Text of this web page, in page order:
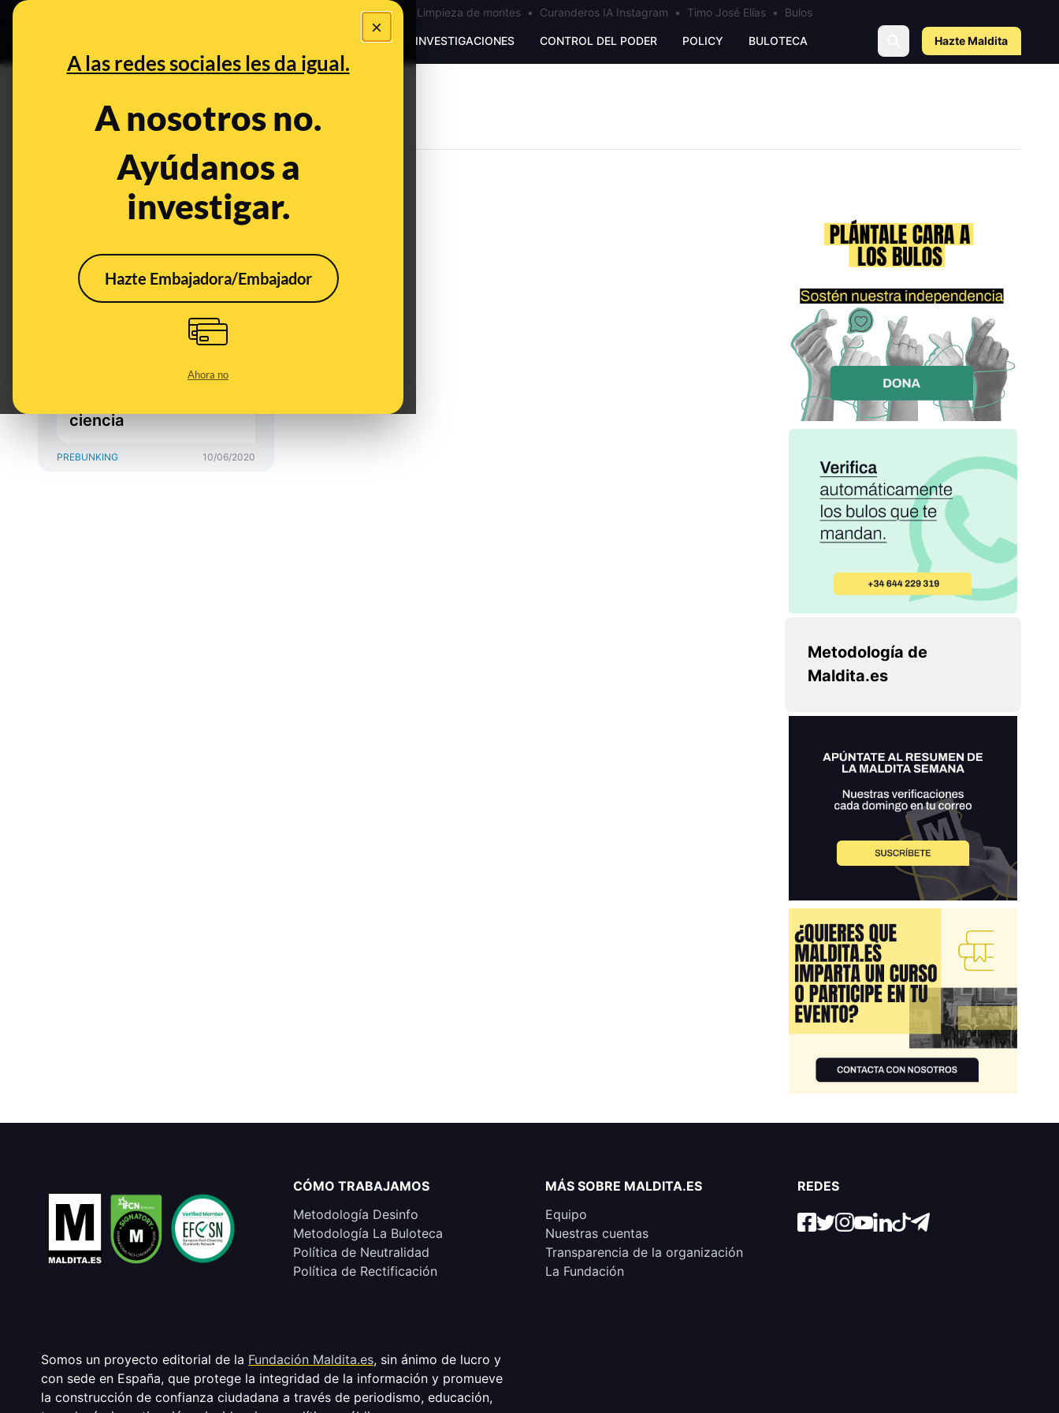
×
A las redes sociales les da igual.
A nosotros no.
Ayúdanos a
investigar.
Hazte Embajadora/Embajador
Ahora no
Bulos Ceuta • Limpieza de montes • Curanderos IA Instagram • Timo José Elías • Bulos
PREBUNKING INVESTIGACIONES CONTROL DEL PODER POLICY BULOTECA Hazte Maldita
Por qué la idea de raza
racistas han sido
ciencia
PREBUNKING 10/06/2020
Metodología de
Maldita.es
CÓMO TRABAJAMOS
Metodología Desinfo
Metodología La Buloteca
Política de Neutralidad
Política de Rectificación
MÁS SOBRE MALDITA.ES
Equipo
Nuestras cuentas
Transparencia de la organización
La Fundación
REDES
Somos un proyecto editorial de la Fundación Maldita.es, sin ánimo de lucro y
con sede en España, que protege la integridad de la información y promueve
la construcción de confianza ciudadana a través de periodismo, educación,